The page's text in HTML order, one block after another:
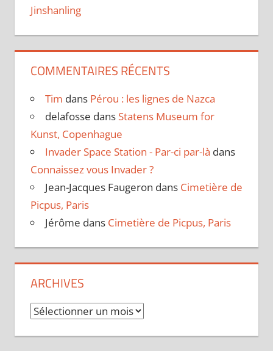
Jinshanling
COMMENTAIRES RÉCENTS
Tim dans Pérou : les lignes de Nazca
delafosse dans Statens Museum for
Kunst, Copenhague
Invader Space Station - Par-ci par-là dans
Connaissez vous Invader ?
Jean-Jacques Faugeron dans Cimetière de
Picpus, Paris
Jérôme dans Cimetière de Picpus, Paris
ARCHIVES
Archives